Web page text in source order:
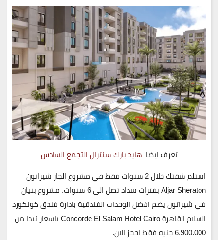
تعرف ايضا:هايد بارك سنترال التجمع السادس
استلم شقتك
خلال 2 سنوات فقط في مشروع الجار شيراتون
Aljar Sheraton بفترات سداد تصل الى
6 سنوات
. مشروع بنيان
في شيراتون يضم افضل الوحدات الفندقية بادارة فندق كونكورد
السلام القاهرةConcorde El Salam Hotel Cairoباسعار تبدا من
6.900.000 جنيه فقط
احجز الان.